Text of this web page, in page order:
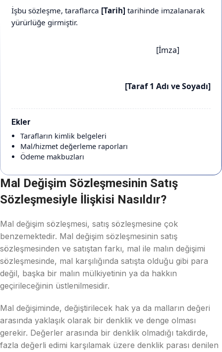
İşbu sözleşme, taraflarca [Tarih] tarihinde imzalanarak
yürürlüğe girmiştir.
[İmza]
[Taraf 1 Adı ve Soyadı]
Ekler
Tarafların kimlik belgeleri
Mal/hizmet değerleme raporları
Ödeme makbuzları
Mal Değişim Sözleşmesinin Satış
Sözleşmesiyle İlişkisi Nasıldır?
Mal değişim sözleşmesi, satış sözleşmesine çok
benzemektedir. Mal değişim sözleşmesinin satış
sözleşmesinden ve satıştan farkı, mal ile malın değişimi
sözleşmesinde, mal karşılığında satışta olduğu gibi para
değil, başka bir malın mülkiyetinin ya da hakkın
geçirileceğinin üstlenilmesidir.
Mal değişiminde, değiştirilecek hak ya da malların değeri
arasında yaklaşık olarak bir denklik ve denge olması
gerekir. Değerler arasında bir denklik olmadığı takdirde,
fazla değerli edimi karşılamak üzere denklik parası denilen